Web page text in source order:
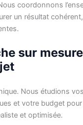
coordonnons
un résultat
sur
Nous étudions
et votre budget
et optimisée.